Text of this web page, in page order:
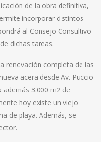
de la obra definitiva,
incorporar distintos
al Consejo Consultivo
dichas tareas.
renovación completa de las
acera desde Av. Puccio
además 3.000 m2 de
hoy existe un viejo
de playa. Además, se